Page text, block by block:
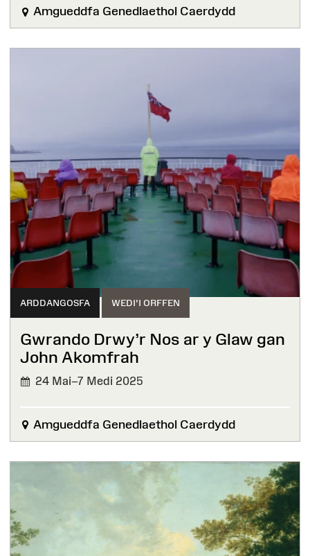
Amgueddfa Genedlaethol Caerdydd
ARDDANGOSFA WEDI'I ORFFEN
Gwrando Drwy’r Nos ar y Glaw gan
John Akomfrah
24 Mai–7 Medi 2025
WEDI'I
Amgueddfa Genedlaethol Caerdydd